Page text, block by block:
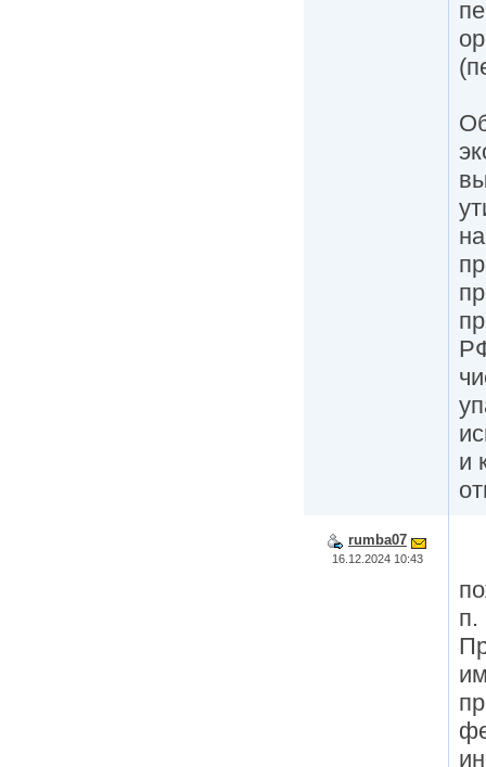
и
rumba07
16.12.2024 10:43
п.